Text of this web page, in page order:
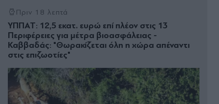
Πριν 18 λεπτά
ΥΠΠΑΤ: 12,5 εκατ. ευρώ επί πλέον στις 13
Περιφέρειες για μέτρα βιοασφάλειας -
Καββαδάς: "Θωρακίζεται όλη η χώρα απέναντι
στις επιζωοτίες"